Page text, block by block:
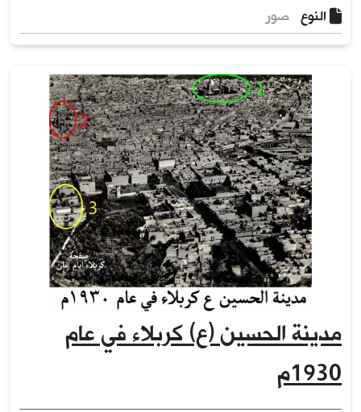
النوع صور
مدينة الحسين (ع) كربلاء في عام
1930م